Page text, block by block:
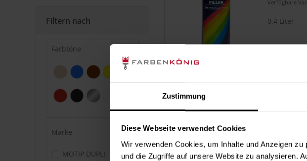
Zustimmung
Diese Webseite verwendet Cookies
Wir verwenden Cookies, um Inhalte und Anzeigen
und die Zugriffe auf unsere Website zu analysieren.
Filtern nach
Farbtöne
Marke
MOTIP DUPLI
Verfügbare
0,4 Liter